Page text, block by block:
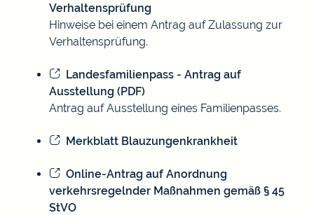
Verhaltensprüfung
Hinweise bei einem Antrag auf Zulassung zur
Verhaltensprüfung.
Landesfamilienpass - Antrag auf
Ausstellung (PDF)
Antrag auf Ausstellung eines Familienpasses.
Merkblatt Blauzungenkrankheit
Online-Antrag auf Anordnung
verkehrsregelnder Maßnahmen gemäß § 45
StVO